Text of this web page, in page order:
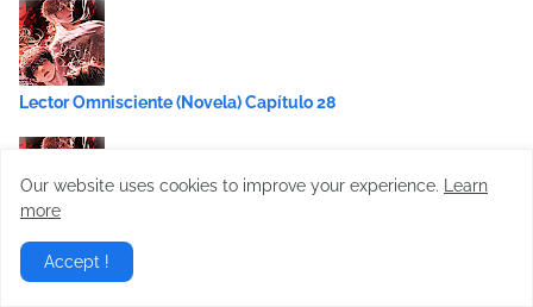
Lector Omnisciente (Novela) Capítulo 28
Lector Omnisciente (Novela) Capítulo 27
Our website uses cookies to improve your experience.
Learn
more
Accept !